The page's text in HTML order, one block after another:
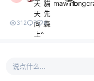
312 7 6
说点什么...